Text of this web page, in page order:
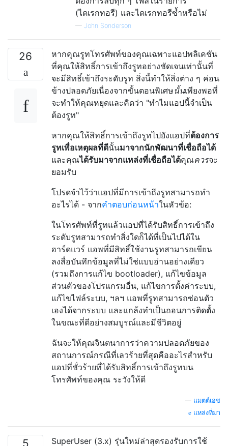
(ไดเรกทอรี) และไดเรกทอรีซ้ำหรือไม่
— John Sonderson
26
หากคุณรูทโทรศัพท์ของคุณเฉพาะแอปพลิเคชัน
ที่คุณให้สิทธิ์การเข้าถึงรูทอย่างชัดเจนเท่านั้นที่
จะมีสิทธิ์เข้าถึงระดับรูท สิ่งนี้ทำให้สิ่งต่าง ๆ ค่อน
ข้างปลอดภัยเนื่องจากขั้นตอนพิเศษนั้นเพียงพอที่
จะทำให้คุณหยุดและคิดว่า "ทำไมแอปนี้จำเป็น
ต้องรูท"
หากคุณให้สิทธิ์การเข้าถึงรูทไปยังแอปที่ต้องการ
รูทเพื่อเหตุผลที่ดีนั้นมาจากนักพัฒนาที่เชื่อถือได้
และคุณได้รับมาจากแหล่งที่เชื่อถือได้คุณควรจะ
ยอมรับ
โปรดจำไว้ว่าแอปที่มีการเข้าถึงรูทสามารถทำ
อะไรได้ - จากคำตอบก่อนหน้าในหัวข้อ:
ในโทรศัพท์ที่รูทแล้วแอปที่ได้รับสิทธิ์การเข้าถึง
ระดับรูทสามารถทำสิ่งใดก็ได้ที่เป็นไปได้ใน
ฮาร์ดแวร์ แอพที่มีสิทธิ์ใช้งานรูทสามารถเขียน
ลงสื่อบันทึกข้อมูลที่ไม่ใช่แบบอ่านอย่างเดียว
(รวมถึงการแก้ไข bootloader), แก้ไขข้อมูล
ส่วนตัวของโปรแกรมอื่น, แก้ไขการตั้งค่าระบบ,
แก้ไขไฟล์ระบบ, ฯลฯ แอพที่รูทสามารถซ่อนตัว
เองได้จากระบบ และแกล้งทำเป็นถอนการติดตั้ง
ในขณะที่ดีอย่างสมบูรณ์และมีชีวิตอยู่
ฉันจะให้คุณจินตนาการว่าความปลอดภัยของ
สถานการณ์กรณีที่เลวร้ายที่สุดคืออะไรสำหรับ
แอปที่ชั่วร้ายที่ได้รับสิทธิ์การเข้าถึงรูทบน
โทรศัพท์ของคุณ ระวังให้ดี
แมตต์เอช
แหล่งที่มา
5
SuperUser (3.x) รุ่นใหม่ล่าสุดรองรับการใช้